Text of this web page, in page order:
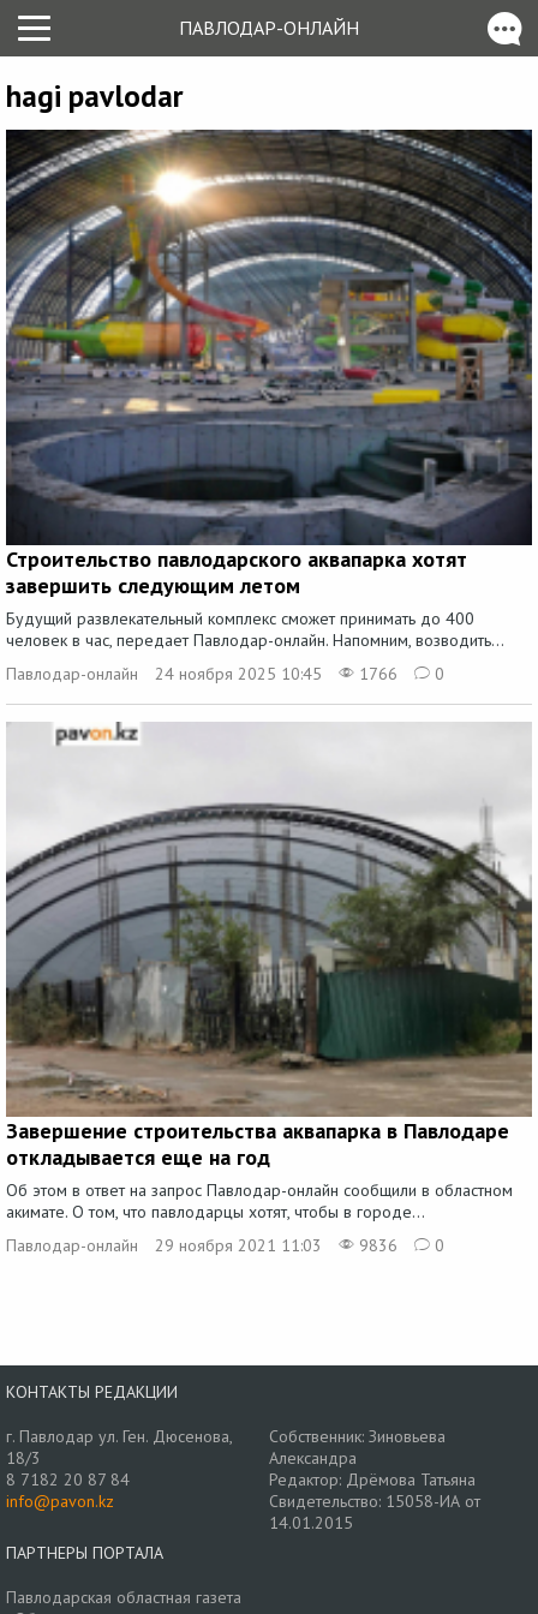
ПАВЛОДАР-ОНЛАЙН
hagi pavlodar
Строительство павлодарского аквапарка хотят
завершить следующим летом
Будущий развлекательный комплекс сможет принимать до 400
человек в час, передает Павлодар-онлайн. Напомним, возводить...
Павлодар-онлайн
24 ноября 2025 10:45 1766 0
Завершение строительства аквапарка в Павлодаре
откладывается еще на год
Об этом в ответ на запрос Павлодар-онлайн сообщили в областном
акимате. О том, что павлодарцы хотят, чтобы в городе...
Павлодар-онлайн
29 ноября 2021 11:03 9836 0
КОНТАКТЫ РЕДАКЦИИ
г. Павлодар ул. Ген. Дюсенова,
18/3
8 7182 20 87 84
info@pavon.kz
Собственник: Зиновьева
Александра
Редактор: Дрёмова Татьяна
Свидетельство: 15058-ИА от
14.01.2015
ПАРТНЕРЫ ПОРТАЛА
Павлодарская областная газета